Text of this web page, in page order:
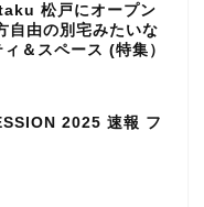
松戸にオープン
自由の別宅みたいな
＆スペース (特集）
2025 速報 フ